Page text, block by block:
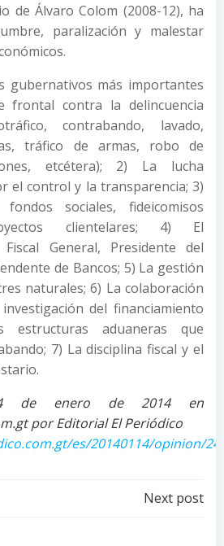
de Álvaro Colom (2008-12), ha
paralización y malestar
gubernativos más importantes
frontal contra la delincuencia
contrabando, lavado,
tráfico de armas, robo de
etcétera); 2) La lucha
el control y la transparencia; 3)
sociales, fideicomisos
clientelares; 4) El
General, Presidente del
de Bancos; 5) La gestión
naturales; 6) La colaboración
del financiamiento
aduaneras que
7) La disciplina fiscal y el
de enero de 2014 en
por Editorial El Periódico
es/20140114/opinion/
Next post